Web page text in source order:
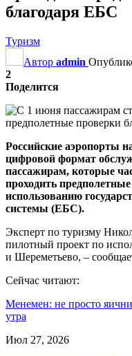
благодаря ЕБС
Туризм
Автор admin
2
Поделится
Российские аэропорты
цифровой формат
пассажирам, которые
проходить
использованию
системы (ЕБС).
Эксперт по туризму
пилотный проект по
и Шереметьево, –
Сейчас читают:
Менемен: не просто
утра
Июл 27, 2026